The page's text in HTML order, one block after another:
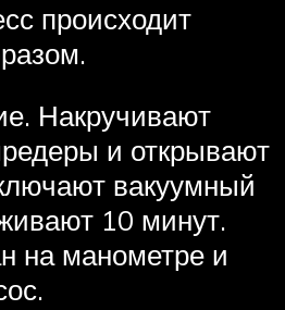
происходит
Накручивают
и открывают
вакуумный
10 минут.
на манометре и